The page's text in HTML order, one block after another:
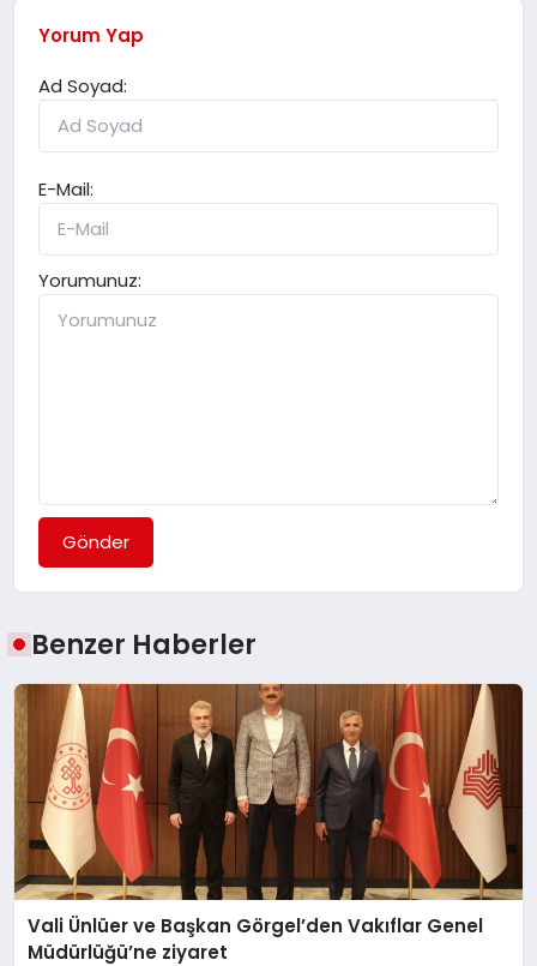
Yorum Yap
Ad Soyad:
E-Mail:
Yorumunuz:
Gönder
Benzer Haberler
Vali Ünlüer ve Başkan Görgel’den Vakıflar Genel
Müdürlüğü’ne ziyaret